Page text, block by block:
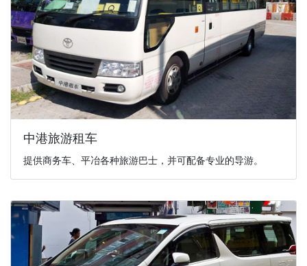
中港旅游租车
提供商务车、平冶各种旅游巴士，并可配备专业的导游。